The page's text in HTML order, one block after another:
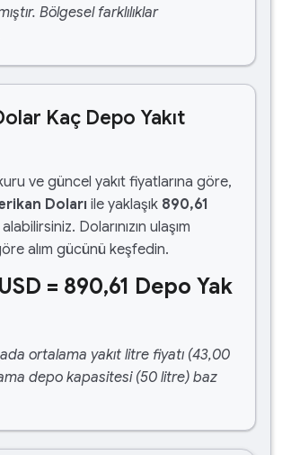
Bölgesel farklılıklar
Kaç Depo Yakıt
ve güncel yakıt fiyatlarına göre,
Doları ile yaklaşık 890,61
alabilirsiniz. Dolarınızın ulaşım
alım gücünü keşfedin.
= 890,61 Depo Yak
ortalama yakıt litre fiyatı (43,00
depo kapasitesi (50 litre) baz